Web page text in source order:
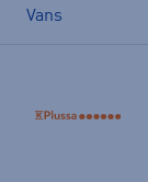
Vans